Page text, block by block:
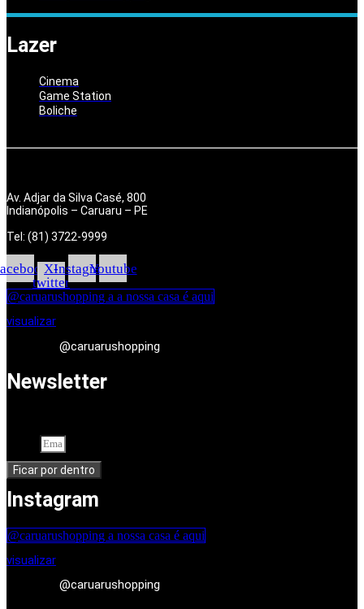
Lazer
Cinema
Game Station
Boliche
Av. Adjar da Silva Casé, 800
Indianópolis – Caruaru – PE
Tel: (81) 3722-9999
X-
twitter
InstagramYoutube
@caruarushopping a a nossa casa é aqui
visualizar
@caruarushopping
Newsletter
Ficar por dentro
Instagram
@caruarushopping a nossa casa é aqui
visualizar
@caruarushopping